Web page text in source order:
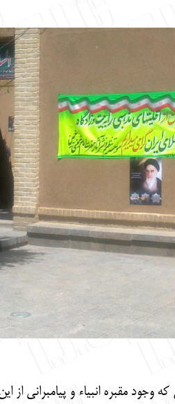
نزدیک به 2700 سال حضور در ایران که وجود